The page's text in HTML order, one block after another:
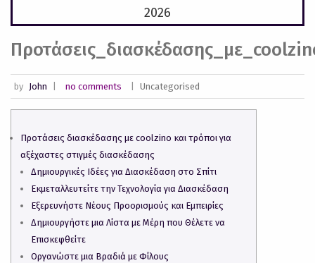
2026
by John no comments Uncategorised
Προτάσεις διασκέδασης με coolzino και τρόποι για
αξέχαστες στιγμές διασκέδασης
Δημιουργικές Ιδέες για Διασκέδαση στο Σπίτι
Εκμεταλλευτείτε την Τεχνολογία για Διασκέδαση
Εξερευνήστε Νέους Προορισμούς και Εμπειρίες
Δημιουργήστε μια Λίστα με Μέρη που Θέλετε να
Επισκεφθείτε
Οργανώστε μια Βραδιά με Φίλους